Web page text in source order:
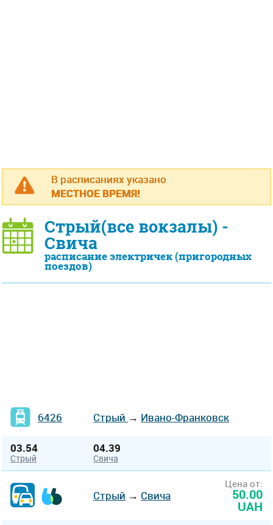
В расписаниях указано
МЕСТНОЕ ВРЕМЯ!
Стрый(все вокзалы) -
Свича
расписание электричек (пригородных
поездов)
6426 Стрый → Ивано-Франковск
03.54
Стрый
04.39
Свича
Стрый → Свича
Цена от:
50.00
UAH